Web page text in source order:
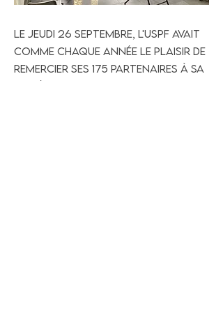
Le jeudi 26 septembre, l'USPF avait
comme chaque année le plaisir de
remercier ses 175 partenaires à sa